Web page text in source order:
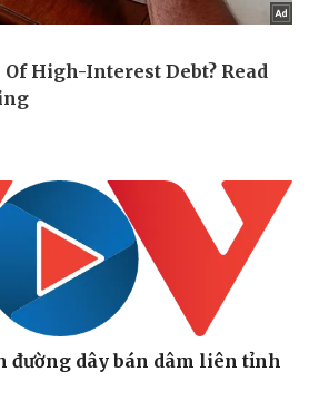
Công nghệ
Sành điệu
Tin Công nghệ
Trải nghiệm
Chuyển đổi số
đường dây bán dâm liên tỉnh